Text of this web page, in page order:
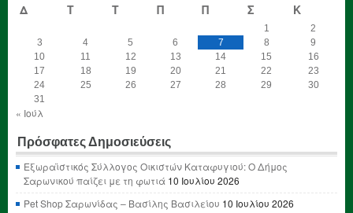
Δ
Τ Τ Π Π Σ Κ
1
2
3
4 5 6 7 8
9
10
11 12 13 14 15
16
17
18 19 20 21 22
23
24
25 26 27 28 29
30
31
« Ιούλ
Πρόσφατες Δημοσιεύσεις
Εξωραϊστικός Σύλλογος Οικιστών Καταφυγιού: Ο Δήμος
Σαρωνικού παίζει με τη φωτιά 10 Ιουλίου 2026
Pet Shop Σαρωνίδας – Βασίλης Βασιλείου 10 Ιουλίου 2026